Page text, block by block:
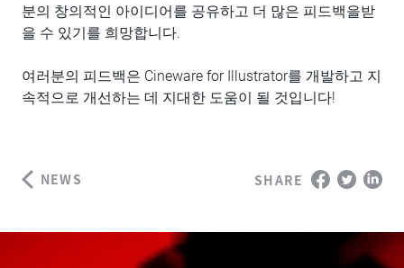
분의 창의적인 아이디어를 공유하고 더 많은 피드백을받
을 수 있기를 희망합니다.
여러분의 피드백은 Cineware for Illustrator를 개발하고 지
속적으로 개선하는 데 지대한 도움이 될 것입니다!
NEWS SHARE